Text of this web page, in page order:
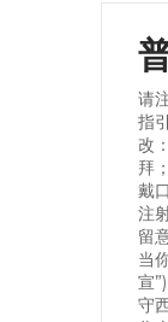
请
指
改
拜
戴
注
留
当
宣
守